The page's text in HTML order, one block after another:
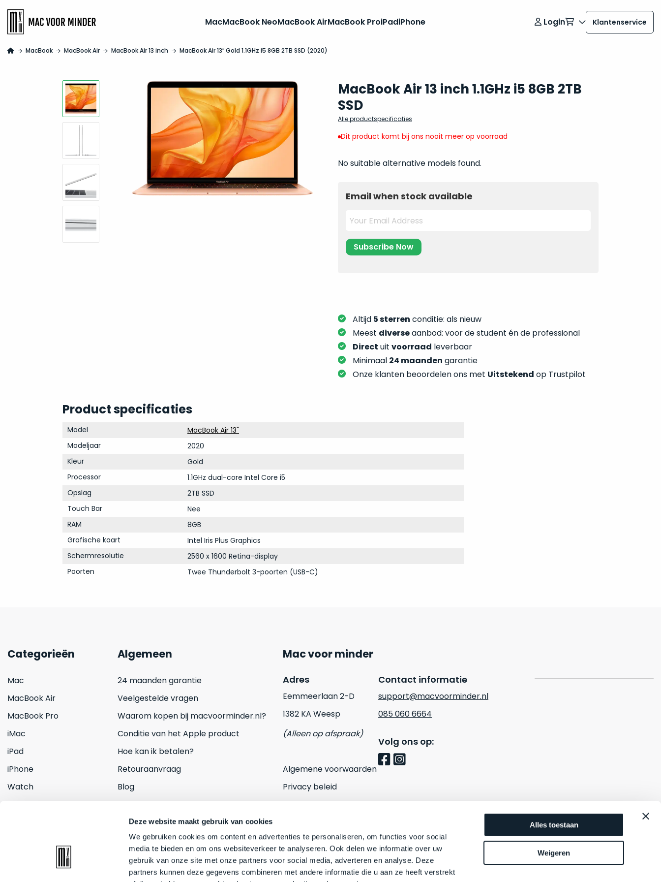
Deze website maakt gebruik van cookies
We gebruiken cookies om content en advertenties te personaliseren, om functies voor social
media te bieden en om ons websiteverkeer te analyseren. Ook delen we informatie over uw
gebruik van onze site met onze partners voor social media, adverteren en analyse. Deze
partners kunnen deze gegevens combineren met andere informatie die u aan ze heeft verstrekt
Alles toestaan
Weigeren
MacMacBook NeoMacBook AirMacBook ProiPadiPhone Login Klantenservice
MacBook MacBook Air MacBook Air 13 inch MacBook Air 13″ Gold 1.1GHz i5 8GB 2TB SSD (2020)
MacBook Air 13 inch 1.1GHz i5 8GB 2TB
SSD
Alle productspecificaties
Dit product komt bij ons nooit meer op voorraad
No suitable alternative models found.
Email when stock available
Altijd 5 sterren conditie: als nieuw
Meest diverseaanbod: voor de student én de professional
Direct uit voorraad leverbaar
Minimaal 24 maanden garantie
Onze klanten beoordelen ons met Uitstekend op Trustpilot
Product specificaties
Model
MacBook Air 13"
Modeljaar
2020
Kleur
Gold
Processor
1.1GHz dual-core Intel Core i5
Opslag
2TB SSD
Touch Bar
Nee
RAM
8GB
Grafische kaart
Intel Iris Plus Graphics
Schermresolutie
2560 x 1600 Retina-display
Poorten
Twee Thunderbolt 3-poorten (USB-C)
Categorieën
Mac
MacBook Air
MacBook Pro
iMac
iPad
iPhone
Watch
Algemeen
24 maanden garantie
Veelgestelde vragen
Waarom kopen bij macvoorminder.nl?
Conditie van het Apple product
Hoe kan ik betalen?
Retouraanvraag
Blog
Mac voor minder
Adres
Eemmeerlaan 2-D
1382 KA Weesp
(Alleen op afspraak)
Algemene voorwaarden
Privacy beleid
Contact informatie
support@macvoorminder.nl
085 060 6664
Volg ons op: